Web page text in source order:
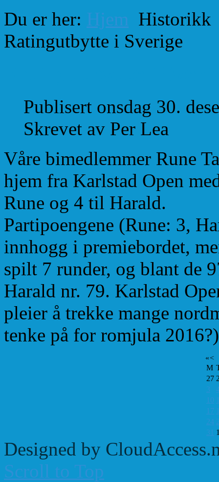
Du er her: Hjem Historikk
Ratingutbytte i Sverige
Publisert onsdag 30.
Skrevet av Per Lea
Våre bimedlemmer Rune
hjem fra Karlstad Open
Rune og 4 til Harald.
Partipoengene (Rune: 3,
innhogg i premiebordet,
spilt 7 runder, og blant de
Harald nr. 79. Karlstad
pleier å trekke mange
tenke på for romjula 2016?)
«<
M
27
3
10
17
24
31
Designed by
Scroll to Top